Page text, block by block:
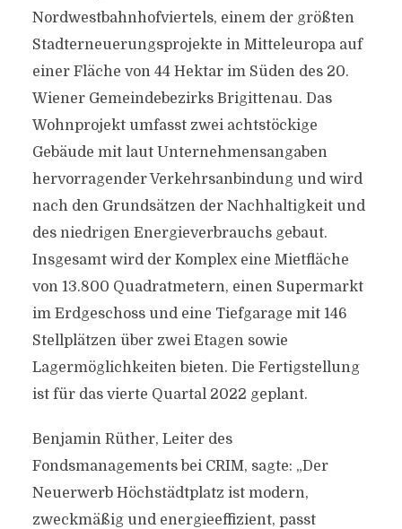
Nordwestbahnhofviertels, einem der größten
Stadterneuerungsprojekte in Mitteleuropa auf
einer Fläche von 44 Hektar im Süden des 20.
Wiener Gemeindebezirks Brigittenau. Das
Wohnprojekt umfasst zwei achtstöckige
Gebäude mit laut Unternehmensangaben
hervorragender Verkehrsanbindung und wird
nach den Grundsätzen der Nachhaltigkeit und
des niedrigen Energieverbrauchs gebaut.
Insgesamt wird der Komplex eine Mietfläche
von 13.800 Quadratmetern, einen Supermarkt
im Erdgeschoss und eine Tiefgarage mit 146
Stellplätzen über zwei Etagen sowie
Lagermöglichkeiten bieten. Die Fertigstellung
ist für das vierte Quartal 2022 geplant.
Benjamin Rüther, Leiter des
Fondsmanagements bei CRIM, sagte: „Der
Neuerwerb Höchstädtplatz ist modern,
zweckmäßig und energieeffizient, passt